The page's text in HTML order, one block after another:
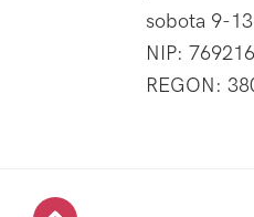
sobota 9-13
NIP:
REGON: